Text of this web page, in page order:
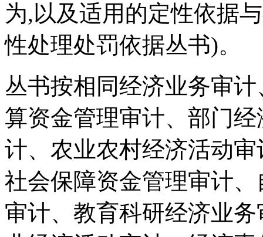
为,以及适用的定性依据
性处理处罚依据丛书)。
丛书按相同经济业务审
算资金管理审计、部门
计、农业农村经济活动
社会保障资金管理审计
审计、教育科研经济业